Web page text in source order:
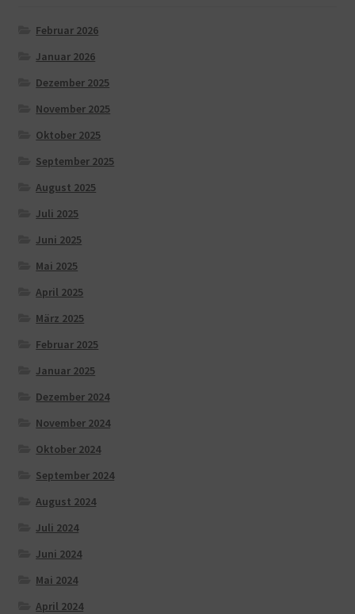
Februar 2026
Januar 2026
Dezember 2025
November 2025
Oktober 2025
September 2025
August 2025
Juli 2025
Juni 2025
Mai 2025
April 2025
März 2025
Februar 2025
Januar 2025
Dezember 2024
November 2024
Oktober 2024
September 2024
August 2024
Juli 2024
Juni 2024
Mai 2024
April 2024